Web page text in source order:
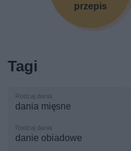
przepis
Tagi
dania mięsne
danie obiadowe